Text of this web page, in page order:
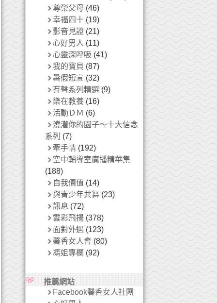
尊榮父母 (46)
幸福四十(19)
影音見證(21)
心好男人 (11)
心靈深呼吸 (41)
我的寶貝 (87)
暑假短宣 (32)
有聲系列精選(9)
樂在教養(16)
活動ＤＭ (6)
澆灌你的園子～十大信念
系列 (7)
牽手情(192)
空中輔導室廣播精華集
(188)
自我價值 (14)
與青少年共舞(23)
訊息 (72)
雲彩飛揚(378)
面對外遇 (123)
馨香女人會(80)
馮姐專欄 (92)
推薦網站
Facebook馨香女人社團